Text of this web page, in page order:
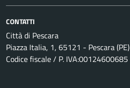
CONTATTI
Città di Pescara
Piazza Italia, 1, 65121 - Pescara (PE)
Codice fiscale / P. IVA:00124600685